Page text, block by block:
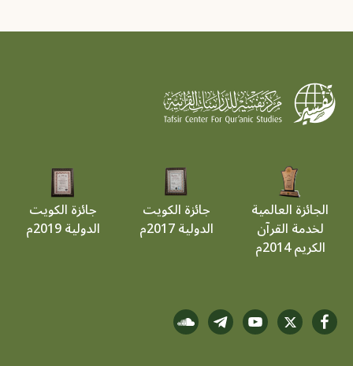
الجائزة العالمية
لخدمة القرآن
الكريم 2014م
جائزة الكويت
الدولية 2017م
جائزة الكويت
الدولية 2019م